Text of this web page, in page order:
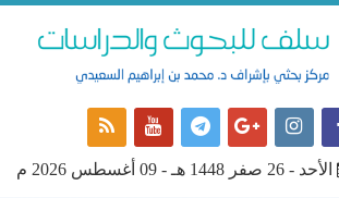
الأحد - 26 صفر 1448 هـ - 09 أغسطس 2026 م